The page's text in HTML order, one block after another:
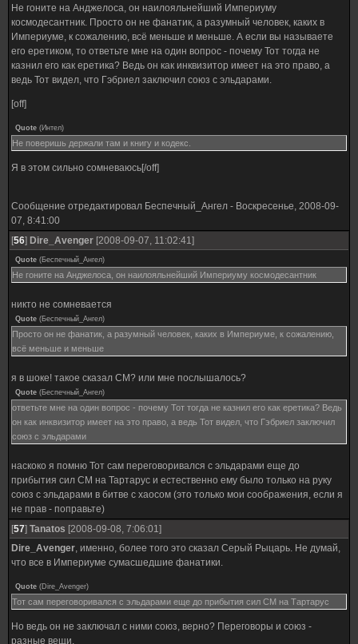
Не гоните на Анджелоса, он наилояльнейший Империуму
космодесантник. Просто он не фанатик, а разумный человек, каких в
Империуме, к сожалению, всё меньше и меньше. А если вы называете
его еретиком, то ответьте мне на один вопрос - почему Тот тогда не
казнил его как еретика? Ведь он как инквизитор имеет на это право, а
ведь Тот видел, что Гэбриел заключил союз с эльдарами.
[off]
Quote (Интел)
Не поверишь держали там и книгу и кодекс.
Я в этом сильно сомневаюсь[/off]
Сообщение отредактировал Беспечный_Ангел - Воскресенье, 2008-09-
07, 8:41:00
[56] Dire_Avenger [2008-09-07, 11:02:41]
Quote (Беспечный_Ангел)
Не гоните на Анджелоса, он наилояльнейший Империуму космодесантник
никто не сомневается
Quote (Беспечный_Ангел)
Просто он не фанатик, а разумный человек, каких в Империуме, к сожалению,
всё меньше и меньше
я в шоке! такое сказал СМ? или мне послышалось?
Quote (Беспечный_Ангел)
ответьте мне на один вопрос - почему Тот тогда не казнил его как еретика? Ведь
он как инквизитор имеет на это право, а ведь Тот видел, что Гэбриел заключил
союз с эльдарами
наскоко я помню Тот сам переговоривался с эльдарами еще до
прибытия сил СМ на Тартарус и естественно ему было только на руку
союз с эльдарами в битве с хаосом (это только мои соображения, если я
не прав - поправьте)
[57] Tanatos [2008-09-08, 7:06:01]
Dire_Avenger, именно, более того это сказал Серый Рыцарь. Не думай,
что все в Империуме сумасшедшие фанатики.
Quote (Dire_Avenger)
Тот сам переговоривался с эльдарами еще до прибытия сил СМ на Тартарус
Но ведь он не заключал с ними союз, верно? Переговоры и союз -
разные вещи.